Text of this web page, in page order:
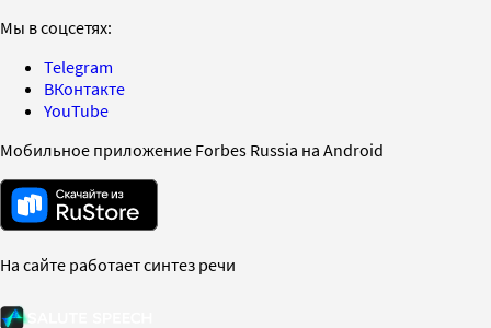
Мы в соцсетях:
Telegram
ВКонтакте
YouTube
Мобильное приложение Forbes Russia на Android
На сайте работает синтез речи